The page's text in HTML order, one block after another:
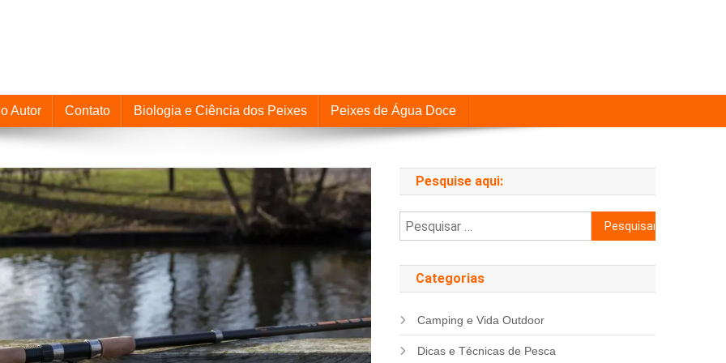
Autor Contato Biologia e Ciência dos Peixes Peixes de Água Doce
Pesquise aqui:
Pesquisar
por:
Categorias
Camping e Vida Outdoor
Dicas e Técnicas de Pesca